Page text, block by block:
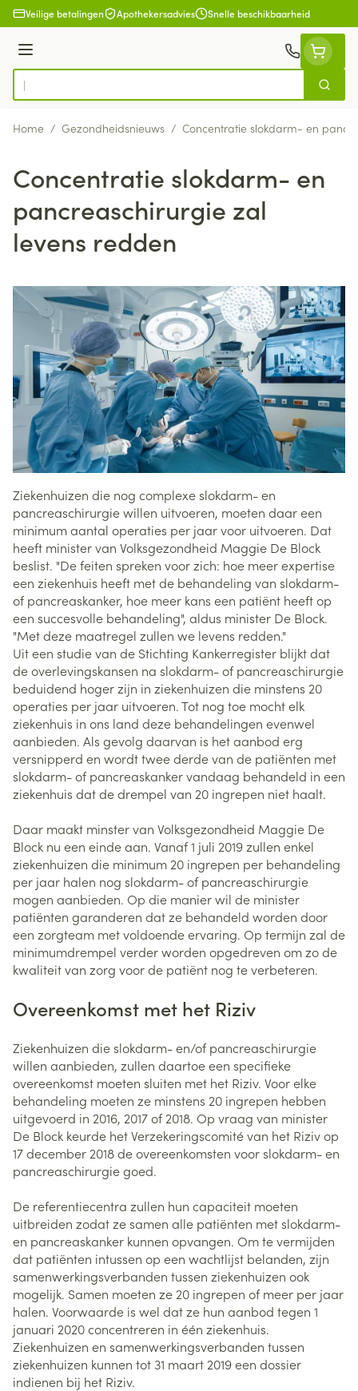
Ga naar de inhoud
Veilige betalingen Apothekersadvies Snelle beschikbaarheid
Menu
Product, merk, categorie...
Zoek
Home / Gezondheidsnieuws / Concentratie slokdarm- en
Concentratie slokdarm- en
pancreaschirurgie zal
levens redden
Ziekenhuizen die nog complexe slokdarm- en
pancreaschirurgie willen uitvoeren, moeten daar een
minimum aantal operaties per jaar voor uitvoeren. Dat
heeft minister van Volksgezondheid Maggie De Block
beslist. "De feiten spreken voor zich: hoe meer expertise
een ziekenhuis heeft met de behandeling van slokdarm-
of pancreaskanker, hoe meer kans een patiënt heeft op
een succesvolle behandeling", aldus minister De Block.
"Met deze maatregel zullen we levens redden."
Uit een studie van de Stichting Kankerregister blijkt dat
de overlevingskansen na slokdarm- of pancreaschirurgie
beduidend hoger zijn in ziekenhuizen die minstens 20
operaties per jaar uitvoeren. Tot nog toe mocht elk
ziekenhuis in ons land deze behandelingen evenwel
aanbieden. Als gevolg daarvan is het aanbod erg
versnipperd en wordt twee derde van de patiënten met
slokdarm- of pancreaskanker vandaag behandeld in een
ziekenhuis dat de drempel van 20 ingrepen niet haalt.
Daar maakt minster van Volksgezondheid Maggie De
Block nu een einde aan. Vanaf 1 juli 2019 zullen enkel
ziekenhuizen die minimum 20 ingrepen per behandeling
per jaar halen nog slokdarm- of pancreaschirurgie
mogen aanbieden. Op die manier wil de minister
patiënten garanderen dat ze behandeld worden door
een zorgteam met voldoende ervaring. Op termijn zal de
minimumdrempel verder worden opgedreven om zo de
kwaliteit van zorg voor de patiënt nog te verbeteren.
Overeenkomst met het Riziv
Ziekenhuizen die slokdarm- en/of pancreaschirurgie
willen aanbieden, zullen daartoe een specifieke
overeenkomst moeten sluiten met het Riziv. Voor elke
behandeling moeten ze minstens 20 ingrepen hebben
uitgevoerd in 2016, 2017 of 2018. Op vraag van minister
De Block keurde het Verzekeringscomité van het Riziv op
17 december 2018 de overeenkomsten voor slokdarm- en
pancreaschirurgie goed.
De referentiecentra zullen hun capaciteit moeten
uitbreiden zodat ze samen alle patiënten met slokdarm-
en pancreaskanker kunnen opvangen. Om te vermijden
dat patiënten intussen op een wachtlijst belanden, zijn
samenwerkingsverbanden tussen ziekenhuizen ook
mogelijk. Samen moeten ze 20 ingrepen of meer per jaar
halen. Voorwaarde is wel dat ze hun aanbod tegen 1
januari 2020 concentreren in één ziekenhuis.
Ziekenhuizen en samenwerkingsverbanden tussen
ziekenhuizen kunnen tot 31 maart 2019 een dossier
indienen bij het Riziv.